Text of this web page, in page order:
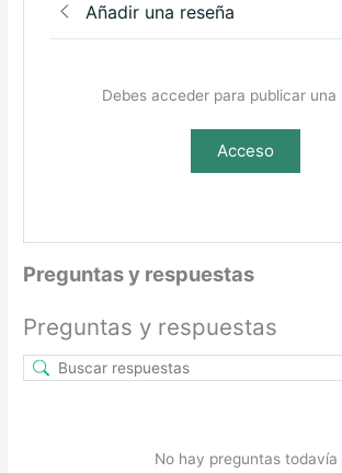
Añadir una reseña
Debes acceder para publicar una
Acceso
Preguntas y respuestas
Preguntas y respuestas
No hay preguntas todavía